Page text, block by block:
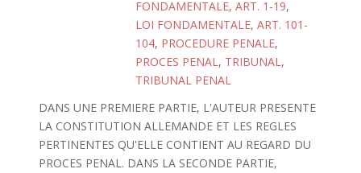
FONDAMENTALE, ART. 1-19,
LOI FONDAMENTALE, ART. 101-
104, PROCEDURE PENALE,
PROCES PENAL, TRIBUNAL,
TRIBUNAL PENAL
DANS UNE PREMIERE PARTIE, L'AUTEUR PRESENTE
LA CONSTITUTION ALLEMANDE ET LES REGLES
PERTINENTES QU'ELLE CONTIENT AU REGARD DU
PROCES PENAL. DANS LA SECONDE PARTIE,